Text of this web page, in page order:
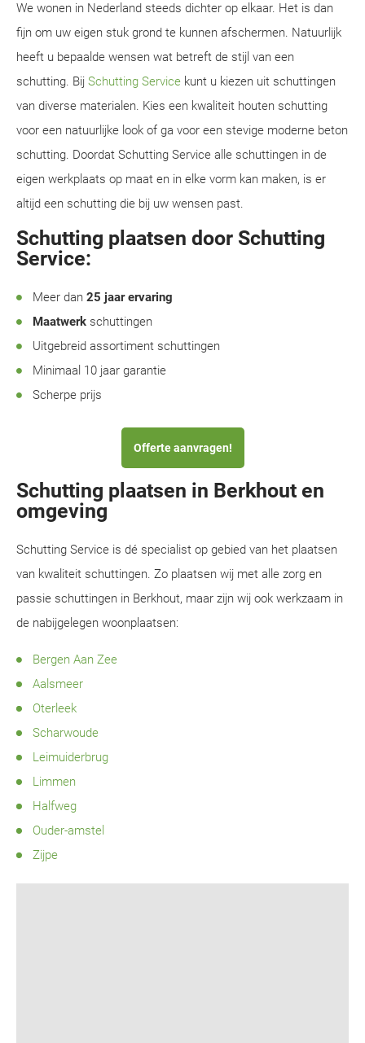
We wonen in Nederland steeds dichter op elkaar. Het is dan
fijn om uw eigen stuk grond te kunnen afschermen. Natuurlijk
heeft u bepaalde wensen wat betreft de stijl van een
schutting. Bij Schutting Service kunt u kiezen uit schuttingen
van diverse materialen. Kies een kwaliteit houten schutting
voor een natuurlijke look of ga voor een stevige moderne beton
schutting. Doordat Schutting Service alle schuttingen in de
eigen werkplaats op maat en in elke vorm kan maken, is er
altijd een schutting die bij uw wensen past.
Schutting plaatsen door Schutting
Service:
Meer dan 25 jaar ervaring
Maatwerk schuttingen
Uitgebreid assortiment schuttingen
Minimaal 10 jaar garantie
Scherpe prijs
Offerte aanvragen!
Schutting plaatsen in Berkhout en
omgeving
Schutting Service is dé specialist op gebied van het plaatsen
van kwaliteit schuttingen. Zo plaatsen wij met alle zorg en
passie schuttingen in Berkhout, maar zijn wij ook werkzaam in
de nabijgelegen woonplaatsen:
Bergen Aan Zee
Aalsmeer
Oterleek
Scharwoude
Leimuiderbrug
Limmen
Halfweg
Ouder-amstel
Zijpe